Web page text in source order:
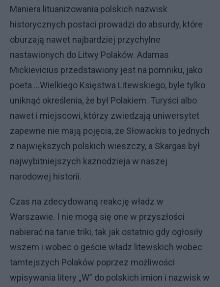
Maniera lituanizowania polskich nazwisk
historycznych postaci prowadzi do absurdy, które
oburzają nawet najbardziej przychylne
nastawionych do Litwy Polaków. Adamas
Mickievicius przedstawiony jest na pomniku, jako
poeta ...Wielkiego Księstwa Litewskiego, byle tylko
uniknąć określenia, że był Polakiem. Turyści albo
nawet i miejscowi, którzy zwiedzają uniwersytet
zapewne nie mają pojęcia, że Słowackis to jednych
z największych polskich wieszczy, a Skargas był
najwybitniejszych kaznodzieja w naszej
narodowej historii.
Czas na zdecydowaną reakcję władz w
Warszawie. I nie mogą się one w przyszłości
nabierać na tanie triki, tak jak ostatnio gdy ogłosiły
wszem i wobec o geście władz litewskich wobec
tamtejszych Polaków poprzez możliwości
wpisywania litery „W” do polskich imion i nazwisk w